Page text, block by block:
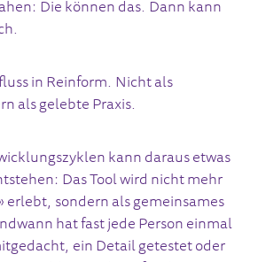
Die können das. Dann kann
in Reinform. Nicht als
als gelebte Praxis.
kann daraus etwas
Das Tool wird nicht mehr
erlebt, sondern als gemeinsames
hat fast jede Person einmal
ein Detail getestet oder